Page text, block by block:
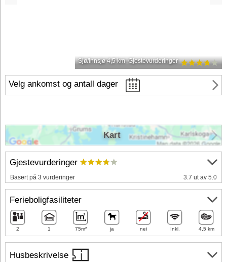
Sjø/innsjø 4,5 km Gjestevurderinger
Velg ankomst og antall dager
Husbeskrivelse
Gjestevurderinger
Basert på 3 vurderinger 3.7 ut av 5.0
Ferieboligfasiliteter
2 1 75m² ja nei Inkl. 4,5 km
Kart